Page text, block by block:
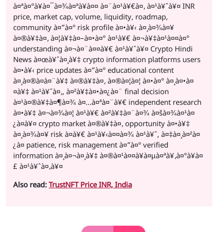
à¤ªà¤°à¥à¤¯à¤¾à¤ªà¥à¤¤ à¤¨à¤¹à¥€à¤‚ à¤¹à¥ˆà¥¤ INR
price, market cap, volume, liquidity, roadmap,
community à¤”à¤° risk profile à¤•à¥‹ à¤¸à¤¾à¤¥
à¤®à¥‡à¤‚ à¤¦à¥‡à¤–à¤•à¤° à¤¹à¥€ à¤¬à¥‡à¤¹à¤¤à¤°
understanding à¤¬à¤¨à¤¤à¥€ à¤¹à¥ˆà¥¤ Crypto Hindi
News à¤œà¥ˆà¤¸à¥‡ crypto information platforms users
à¤•à¥‹ price updates à¤”à¤° educational content
à¤¸à¤®à¤à¤¨à¥‡ à¤®à¥‡à¤‚ à¤®à¤¦à¤¦ à¤•à¤° à¤¸à¤•à¤
¤à¥‡ à¤¹à¥ˆà¤‚, à¤²à¥‡à¤•à¤¿à¤¨ final decision
à¤¹à¤®à¥‡à¤¶à¤¾ à¤…à¤ªà¤¨à¥€ independent research
à¤•à¥‡ à¤¬à¤¾à¤¦ à¤¹à¥€ à¤²à¥‡à¤¨à¤¾ à¤šà¤¾à¤¹à¤
¿à¤à¥¤ crypto market à¤®à¥‡à¤‚ opportunity à¤•à¥‡
à¤¸à¤¾à¤¥ risk à¤­à¥€ à¤¹à¥‹à¤¤à¤¾ à¤¹à¥ˆ, à¤‡à¤¸à¤²à¤
¿à¤ patience, risk management à¤”à¤° verified
information à¤¸à¤¬à¤¸à¥‡ à¤®à¤¹à¤¤à¥à¤µà¤ªà¥‚à¤°à¥à¤
£ à¤¹à¥ˆà¤‚à¥¤
Also read: TrustNFT Price INR, India